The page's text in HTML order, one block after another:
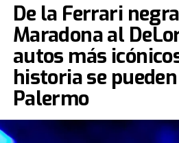
De la Ferrari
Maradona al
autos más
historia se
Palermo